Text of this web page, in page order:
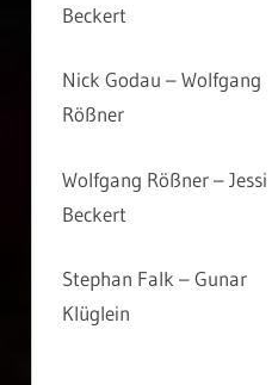
Beckert
Nick Godau – Wolfgang
Rößner
Wolfgang Rößner – Jessi
Beckert
Stephan Falk – Gunar
Klüglein